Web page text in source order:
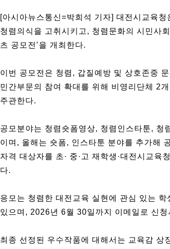
[아시아뉴스통신=박희석 기자] 대전시교육
청렴의식을 고취시키고, 청렴문화의 시민사
츠 공모전’을 개최한다.
이번 공모전은 청렴, 갑질예방 및 상호존중
민간부문의 참여 확대를 위해 비영리단체 2
주관한다.
공모분야는 청렴숏폼영상, 청렴인스타툰, 청
이며, 올해는 숏폼, 인스타툰 분야를 추가해
자격 대상자를 초· 중·고 재학생·대전시교육
다.
응모는 청렴한 대전교육 실현에 관심 있는
있으며, 2026년 6월 30일까지 이메일로 신
최종 선정된 우수작품에 대해서는 교육감 상